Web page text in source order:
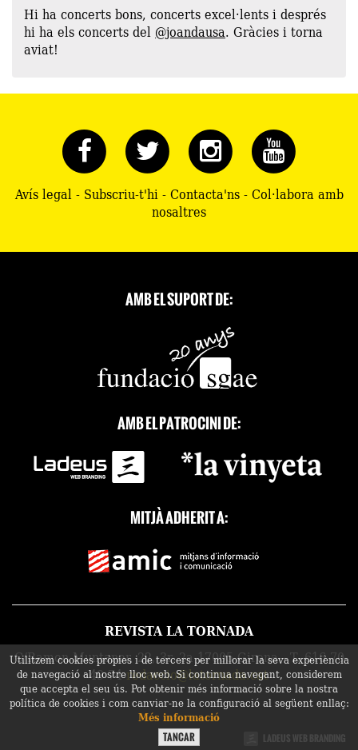
Utilitzem cookies pròpies i de tercers per millorar la seva experiència
de navegació al nostre lloc web. Si continua navegant, considerem
que accepta el seu ús. Pot obtenir més informació sobre la nostra
política de cookies i com canviar-ne la configuració al següent enllaç:
Més informació
Hi ha concerts bons, concerts excel·lents i després
hi ha els concerts del @joandausa. Gràcies i torna
aviat!
Avís legal- Subscriu-t'hi-Contacta'ns-Col·labora amb
nosaltres
AMB EL SUPORT DE:
AMB EL PATROCINI DE:
MITJÀ ADHERIT A:
REVISTA LA TORNADA
C/Ramon Muntaner, 22, 3r, 2a 17005 Girona - T. 616 70
49 74redaccio@latornada.cat
LADEUS WEB BRANDING